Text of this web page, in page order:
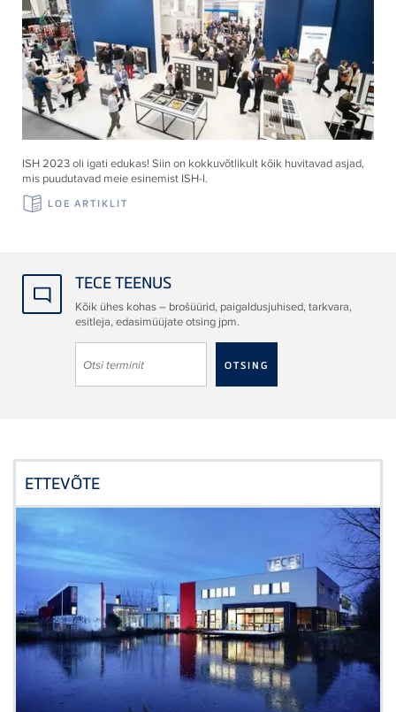
ISH 2023 oli igati edukas! Siin on kokkuvõtlikult kõik huvitavad asjad,
mis puudutavad meie esinemist ISH-l.
LOE ARTIKLIT
TECE TEENUS
Kõik ühes kohas – brošüürid, paigaldusjuhised, tarkvara,
esitleja, edasimüüjate otsing jpm.
ETTEVÕTE